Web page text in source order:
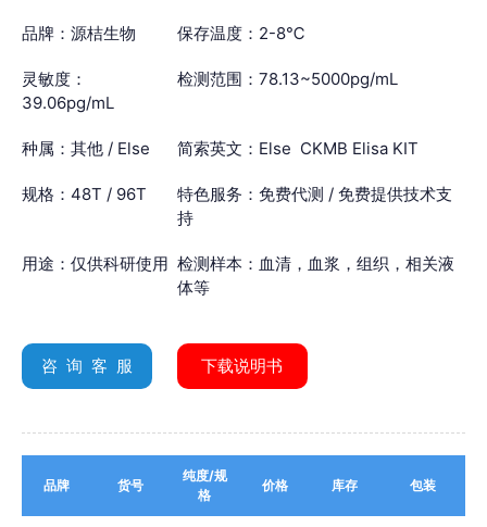
品牌：源桔生物 保存温度：2-8℃
灵敏度：
39.06pg/mL
检测范围：78.13~5000pg/mL
种属：其他 / Else 简索英文：Else CKMB Elisa KIT
规格：48T / 96T
特色服务：免费代测 / 免费提供技术支
持
用途：仅供科研使用 检测样本：血清，血浆，组织，相关液
体等
咨 询 客 服 下载说明书
品牌 货号
纯度/规
格
价格 库存 包装